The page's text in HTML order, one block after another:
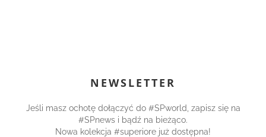
NEWSLETTER
Jeśli masz ochotę dołączyć do #SPworld, zapisz się na
#SPnews i bądź na bieżąco.
Nowa kolekcja #superiore już dostępna!